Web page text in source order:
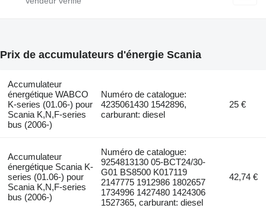
Prix de accumulateurs d'énergie Scania
Accumulateur
énergétique WABCO
K-series (01.06-) pour
Scania K,N,F-series
bus (2006-)
Numéro de catalogue:
4235061430 1542896,
carburant: diesel
25 €
Accumulateur
énergétique Scania K-
series (01.06-) pour
Scania K,N,F-series
bus (2006-)
Numéro de catalogue:
9254813130 05-BCT24/30-
G01 BS8500 K017119
2147775 1912986 1802657
1734996 1427480 1424306
1527365, carburant: diesel
42,74 €